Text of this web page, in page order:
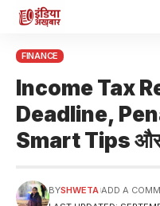
FINANCE
Income Tax
Deadline,
Smart Tips
BYSHWETA ADD A